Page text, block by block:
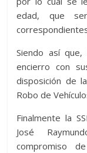
edad, que
Siendo así
encierro con
disposición de
Robo de
Finalmente la
José
compromiso